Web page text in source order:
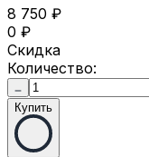
8 750 ₽
0 ₽
Скидка
Количество:
Купить